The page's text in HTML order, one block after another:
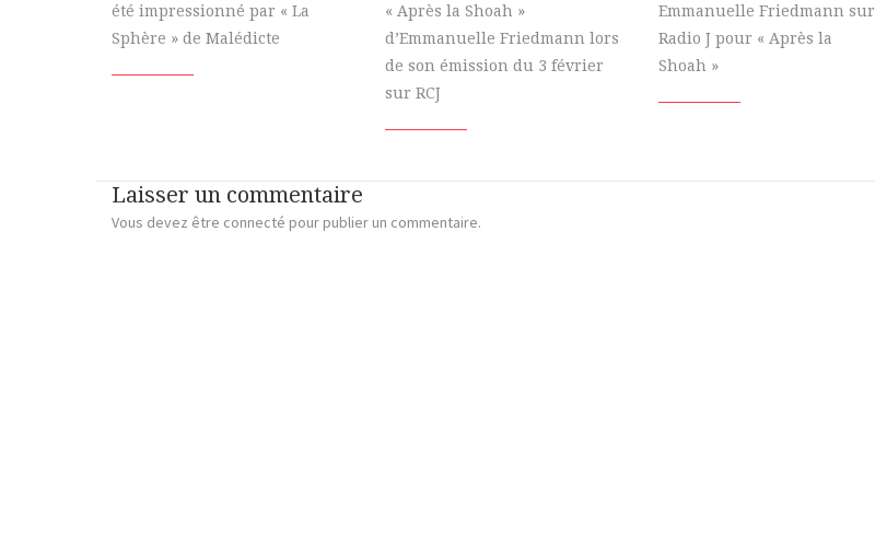
été impressionné par « La
Sphère » de Malédicte
« Après la Shoah »
d’Emmanuelle Friedmann lors
de son émission du 3 février
sur RCJ
Emmanuelle Friedmann sur
Radio J pour « Après la
Shoah »
Laisser un commentaire
Vous devez être connecté pour publier un commentaire.